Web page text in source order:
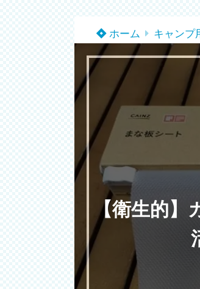
ホーム キャンプ
【衛生的